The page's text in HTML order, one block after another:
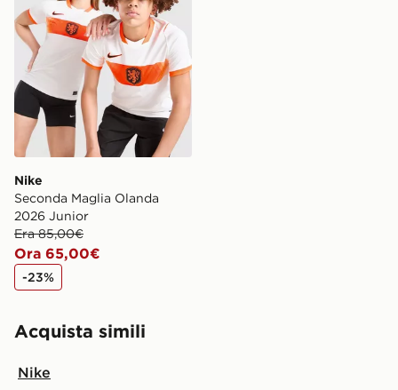
Nike
Seconda Maglia Olanda
2026 Junior
Era 85,00€
Ora 65,00€
-23%
Acquista simili
Nike